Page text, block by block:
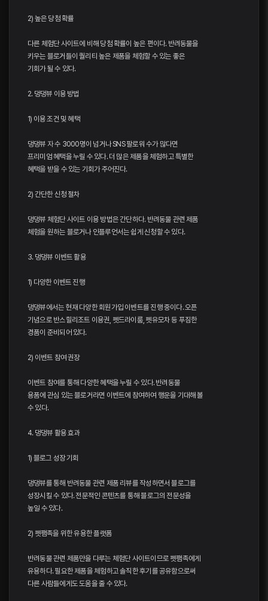
2) 높은 당첨 확률
다른 체험단 사이트에 비해 당첨 확률이 높은 편이다. 반려동물을
키우는 블로거들이 퀄리티 높은 제품을 체험할 수 있는 좋은
기회가 될 수 있다.
2. 댕댕뷰 이용 방법
1) 이용 조건 및 혜택
댕댕뷰 자 수 3000명이 넘거나 SNS 팔로워 수가 많다면
프리미엄 혜택을 누릴 수 있다. 더 많은 제품을 체험하고 특별한
혜택을 받을 수 있는 기회가 주어진다.
2) 간단한 신청 절차
댕댕뷰 체험단 사이트 이용 방법은 간단하다. 반려동물 관련 제품
체험을 원하는 블로거나 인플루언서는 쉽게 신청할 수 있다.
3. 댕댕뷰 이벤트 활용
1) 다양한 이벤트 진행
댕댕뷰에서는 현재 다양한 회원가입 이벤트를 진행 중이다. 오픈
기념으로 반스힐리조트 이용권, 펫드라이룸, 펫유모차 등 푸짐한
경품이 준비되어 있다.
2) 이벤트 참여 권장
이벤트 참여를 통해 다양한 혜택을 누릴 수 있다. 반려동물
용품에 관심 있는 블로거라면 이벤트에 참여하여 행운을 기대해 볼
수 있다.
4. 댕댕뷰 활용 효과
1) 블로그 성장 기회
댕댕뷰를 통해 반려동물 관련 제품 리뷰를 작성하면서 블로그를
성장시킬 수 있다. 전문적인 콘텐츠를 통해 블로그의 전문성을
높일 수 있다.
2) 펫팸족을 위한 유용한 플랫폼
반려동물 관련 제품만을 다루는 체험단 사이트이므로 펫팸족에게
유용하다. 필요한 제품을 체험하고 솔직한 후기를 공유함으로써
다른 사람들에게도 도움을 줄 수 있다.